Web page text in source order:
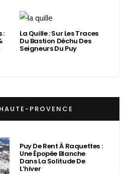
: La Quille : Sur Les Traces
Du Bastion Déchu Des
Seigneurs Du Puy
PROVENCE
Puy De Rent À Raquettes :
Une Épopée Blanche
Dans La Solitude De
L’hiver